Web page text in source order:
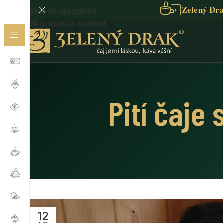
Skip to navigation
Skip to main content
✦ Zelený
Pití čaje
12